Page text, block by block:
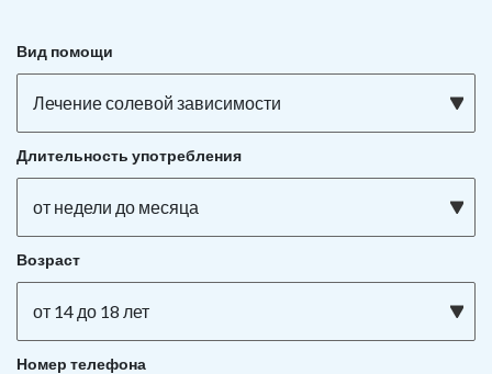
Вид помощи
Лечение солевой зависимости
Длительность употребления
от недели до месяца
Возраст
от 14 до 18 лет
Номер телефона